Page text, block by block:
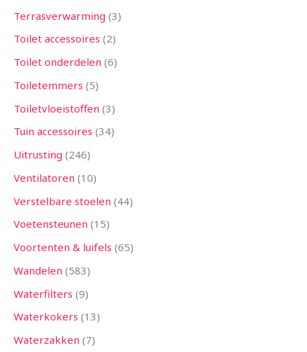
Terrasverwarming 3
Toilet accessoires 2
Toilet onderdelen 6
Toiletemmers 5
Toiletvloeistoffen 3
Tuin accessoires 34
Uitrusting 246
Ventilatoren 10
Verstelbare stoelen 44
Voetensteunen 15
Voortenten & luifels 65
Wandelen 583
Waterfilters 9
Waterkokers 13
Waterzakken 7